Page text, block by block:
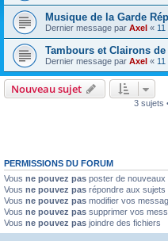
Musique de la Garde
Dernier message par Axel «
Tambours et Clairons
Dernier message par Axel «
Nouveau sujet
3 sujets
PERMISSIONS DU FORUM
Vous ne pouvez pas poster de nouveaux
Vous ne pouvez pas répondre aux sujets
Vous ne pouvez pas modifier vos
Vous ne pouvez pas supprimer vos
Vous ne pouvez pas joindre des fichiers